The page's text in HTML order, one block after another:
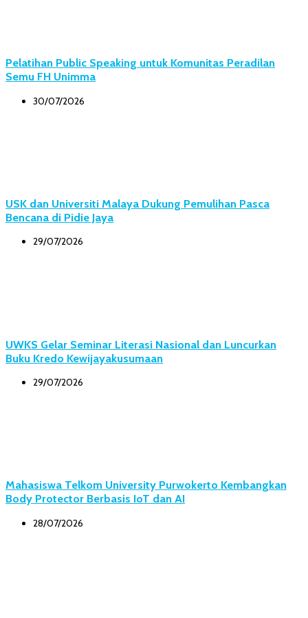
Pelatihan Public Speaking untuk Komunitas Peradilan
Semu FH Unimma
30/07/2026
USK dan Universiti Malaya Dukung Pemulihan Pasca
Bencana di Pidie Jaya
29/07/2026
UWKS Gelar Seminar Literasi Nasional dan Luncurkan
Buku Kredo Kewijayakusumaan
29/07/2026
Mahasiswa Telkom University Purwokerto Kembangkan
Body Protector Berbasis IoT dan AI
28/07/2026